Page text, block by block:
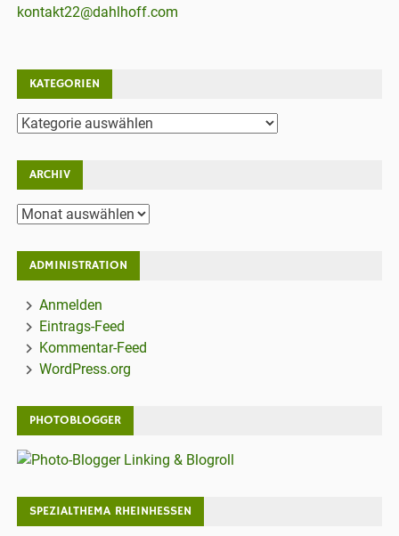
kontakt22@dahlhoff.com
KATEGORIEN
Kategorien
ARCHIV
Archiv
ADMINISTRATION
Anmelden
Eintrags-Feed
Kommentar-Feed
WordPress.org
PHOTOBLOGGER
SPEZIALTHEMA RHEINHESSEN